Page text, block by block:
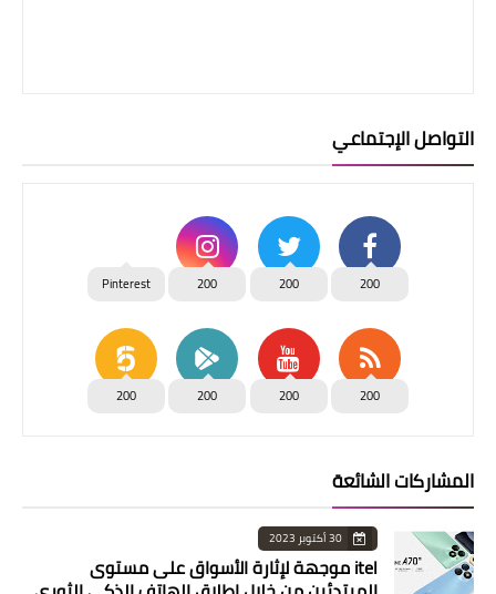
التواصل الإجتماعي
200
200
200
Pinterest
200
200
200
200
المشاركات الشائعة
30 أكتوبر 2023
itel موجهة لإثارة الأسواق على مستوى